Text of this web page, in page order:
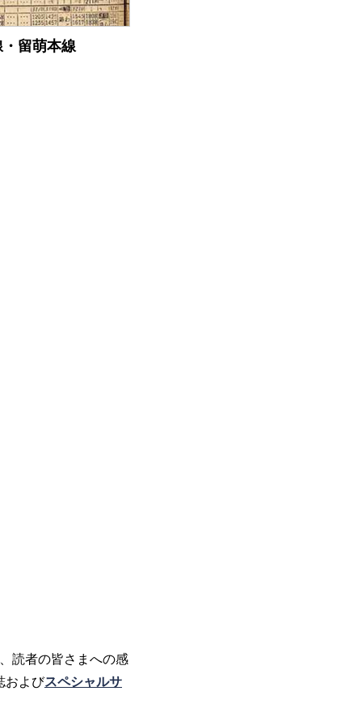
・留萌本線
読者の皆さまへの感
およびスペシャルサ